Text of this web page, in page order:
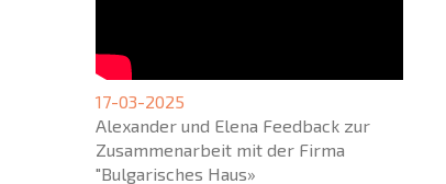
17-03-2025
Alexander und Elena Feedback zur
Zusammenarbeit mit der Firma
"Bulgarisches Haus»